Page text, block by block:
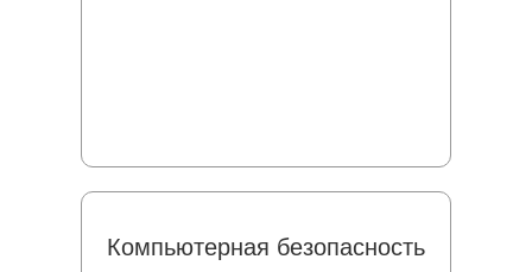
Компьютерная безопасность